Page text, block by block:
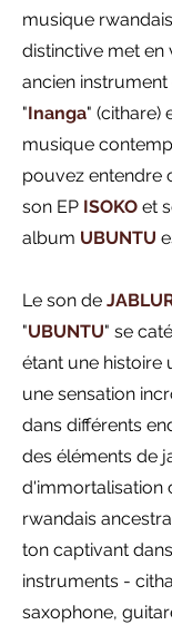
musique
distinctive met en
ancien
"Inanga" (cithare)
musique
pouvez entendre
son EP ISOKO et
album UBUNTU
Le son de
"UBUNTU" se
étant une histoire
une sensation
dans différents
des éléments de
d'immortalisation
rwandais
ton captivant
instruments -
saxophone,